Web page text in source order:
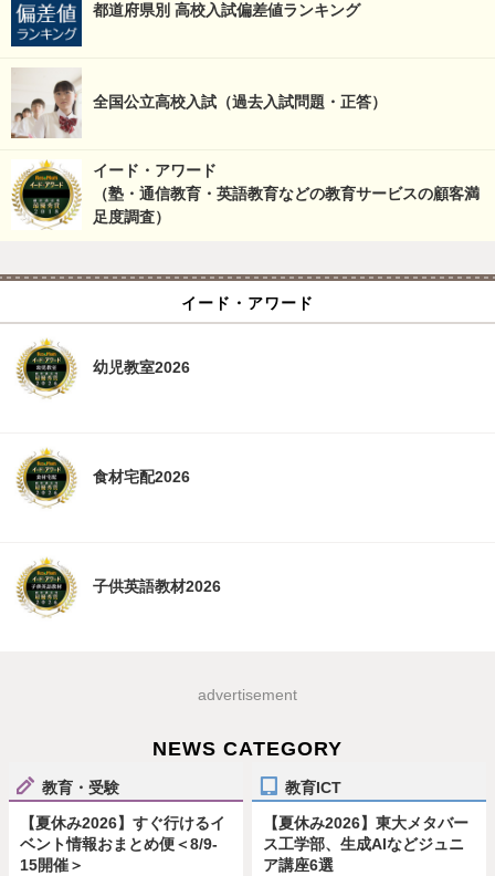
都道府県別 高校入試偏差値ランキング
全国公立高校入試（過去入試問題・正答）
イード・アワード
（塾・通信教育・英語教育などの教育サービスの顧客満
足度調査）
イード・アワード
幼児教室2026
食材宅配2026
子供英語教材2026
advertisement
NEWS CATEGORY
教育・受験
【夏休み2026】すぐ行けるイ
ベント情報おまとめ便＜8/9-
15開催＞
教育ICT
【夏休み2026】東大メタバー
ス工学部、生成AIなどジュニ
ア講座6選